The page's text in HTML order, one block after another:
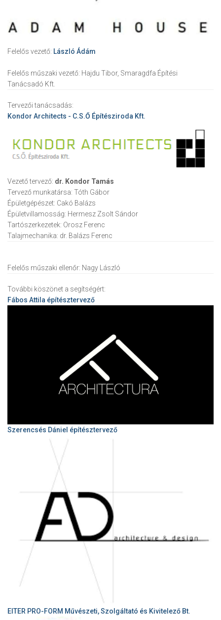
Felelős vezető: László Ádám
Felelős műszaki vezető: Hajdu Tibor, Smaragdfa Építési
Tanácsadó Kft.
Tervezői tanácsadás:
Kondor Architects - C.S.Ő Építésziroda Kft.
Vezető tervező: dr. Kondor Tamás
Tervező munkatársa: Tóth Gábor
Épületgépészet: Cakó Balázs
Épületvillamosság: Hermesz Zsolt Sándor
Tartószerkezetek: Orosz Ferenc
Talajmechanika: dr. Balázs Ferenc
Felelős műszaki ellenőr: Nagy László
További köszönet a segítségért:
Fábos Attila építésztervező
Szerencsés Dániel építésztervező
EITER PRO-FORM Művészeti, Szolgáltató és Kivitelező Bt.